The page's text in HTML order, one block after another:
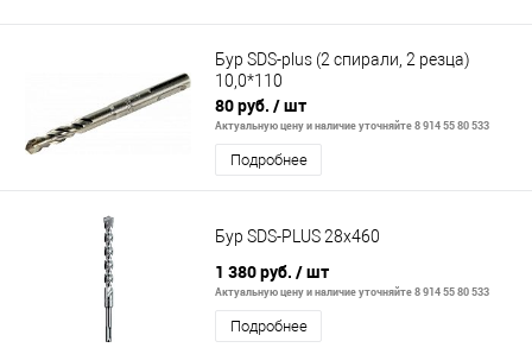
Бур SDS-plus (2 спирали, 2 резца)
10,0*110
80 руб. / шт
Актуальную цену и наличие уточняйте 8 914 55 80 533
Подробнее
Бур SDS-PLUS 28x460
1 380 руб. / шт
Актуальную цену и наличие уточняйте 8 914 55 80 533
Подробнее